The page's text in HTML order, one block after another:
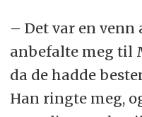
– Det var en venn
anbefalte meg til
da de hadde
Han ringte meg,